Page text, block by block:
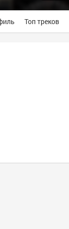
vocalists
Топ треков